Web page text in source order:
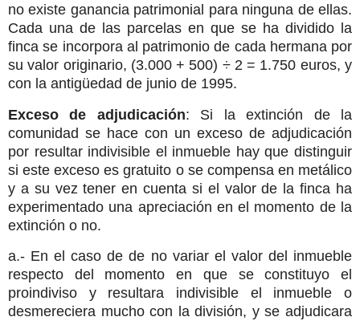
no existe ganancia patrimonial para ninguna de ellas.
Cada una de las parcelas en que se ha dividido la
finca se incorpora al patrimonio de cada hermana por
su valor originario, (3.000 + 500) ÷ 2 = 1.750 euros, y
con la antigüedad de junio de 1995.
Exceso de adjudicación: Si la extinción de la
comunidad se hace con un exceso de adjudicación
por resultar indivisible el inmueble hay que distinguir
si este exceso es gratuito o se compensa en metálico
y a su vez tener en cuenta si el valor de la finca ha
experimentado una apreciación en el momento de la
extinción o no.
a.- En el caso de de no variar el valor del inmueble
respecto del momento en que se constituyo el
proindiviso y resultara indivisible el inmueble o
desmereciera mucho con la división, y se adjudicara